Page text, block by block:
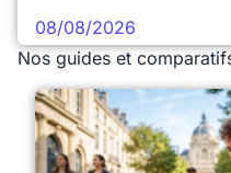
08/08/2026
Nos guides et